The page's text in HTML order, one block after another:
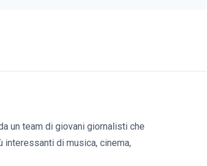
un team di giovani giornalisti che
di musica, cinema,